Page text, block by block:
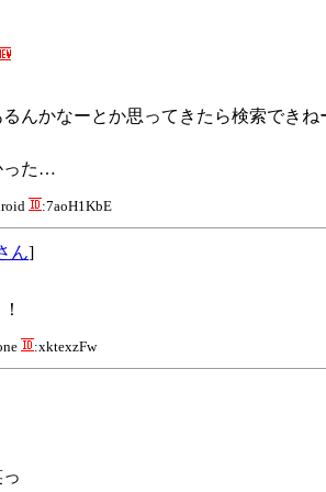
んかなーとか思ってきたら検索できね
った…
:7aoH1KbE
ん]
:xktexzFw